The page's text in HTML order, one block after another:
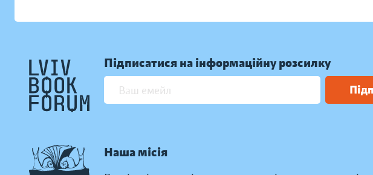
Підписатися на інформаційну розсилку
Наша місія